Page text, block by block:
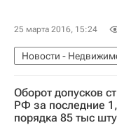
25 марта 2016, 15:24
Новости -
Инфраструктура
Оборот допусков
РФ за последние
порядка 85 тыс